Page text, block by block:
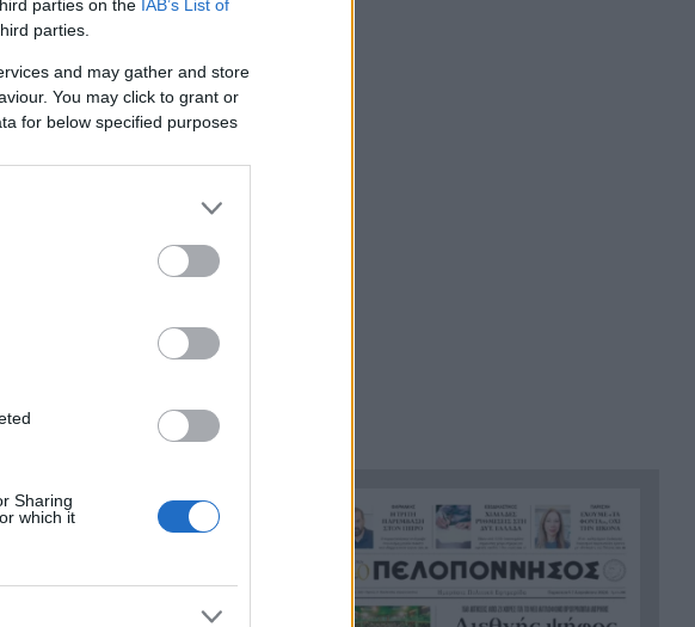
parties on the IAB’s List of
parties.
and may gather and store
You may click to grant or
for below specified purposes
Sharing
which it
λαγοκέφαλο στο χέρι
Καιρός: Έρχονται 39άρια,
εξασθενούν οι άνεμοι,
ανεβαίνει η θερμοκρασία